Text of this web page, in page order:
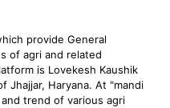
provide General
of agri and related
is Lovekesh Kaushik
Jhajjar, Haryana. At "mandi
trend of various agri